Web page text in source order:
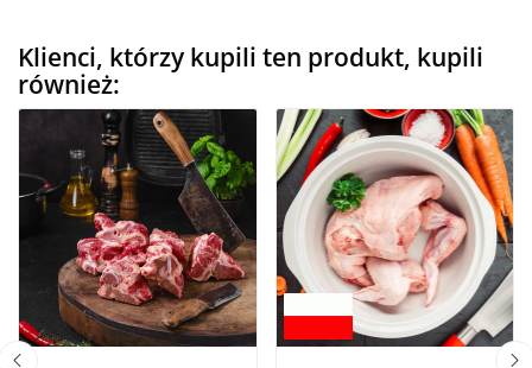
Klienci, którzy kupili ten produkt, kupili
również: